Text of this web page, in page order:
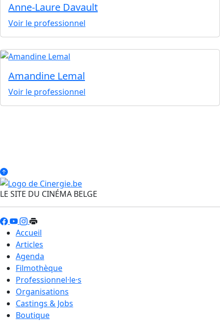
Anne-Laure Davault
Voir le professionnel
Amandine Lemal
Voir le professionnel
LE SITE DU CINÉMA BELGE
Accueil
Articles
Agenda
Filmothèque
Professionnel·le·s
Organisations
Castings & Jobs
Boutique